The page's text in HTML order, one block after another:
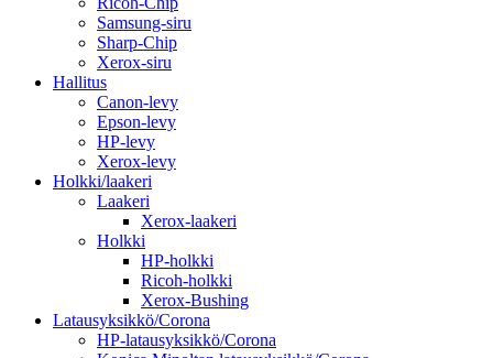
Samsung-siru
Sharp-Chip
Xerox-siru
Hallitus
Canon-levy
Epson-levy
HP-levy
Xerox-levy
Holkki/laakeri
Laakeri
Xerox-laakeri
Holkki
HP-holkki
Ricoh-holkki
Xerox-Bushing
Latausyksikkö/Corona
HP-latausyksikkö/Corona